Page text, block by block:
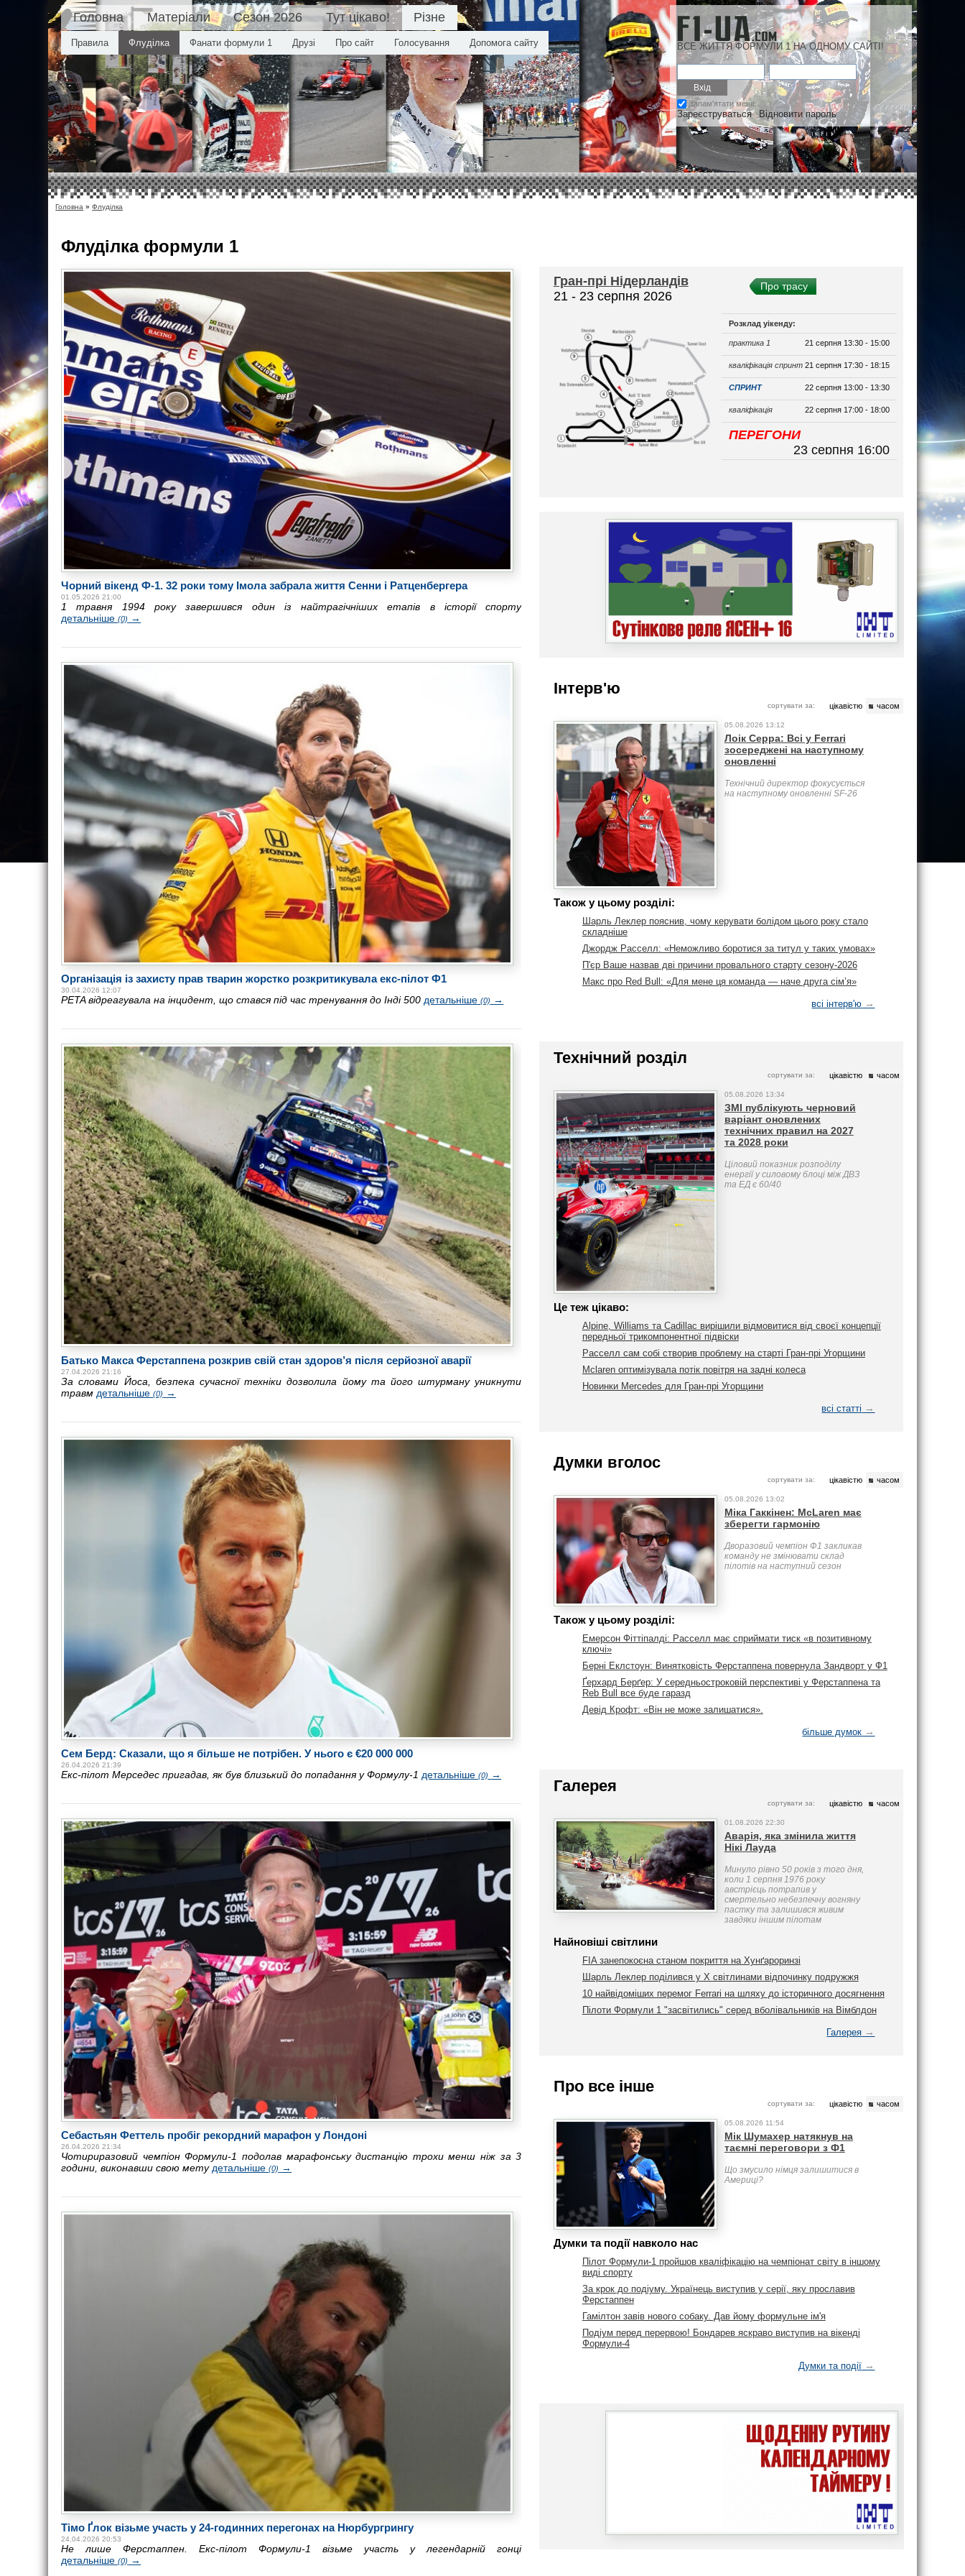
Головна Матеріали Сезон 2026 Тут цікаво! Різне
Правила Флуділка Фанати формули 1 Друзі Про сайт Голосування Допомога сайту ВСЕ ЖИТТЯ ФОРМУЛИ 1 НА ОДНОМУ САЙТІ!
запам'ятати мене
Зареєструваться Відновити пароль
Головна »Флуділка
Флуділкаформули 1
Чорний вікенд Ф-1. 32 роки тому Імола забрала життя Сенни і Ратценбергера
01.05.2026 21:00
1 травня 1994 року завершився один із найтрагічніших етапів в історії спорту
детальніше(0) →
Організація із захисту прав тварин жорстко розкритикувала екс-пілот Ф1
30.04.2026 12:07
PETA відреагувала на інцидент, що стався під час тренування до Інді 500 детальніше(0) →
Батько Макса Ферстаппена розкрив свій стан здоров’я після серйозної аварії
27.04.2026 21:16
За словами Йоса, безпека сучасної техніки дозволила йому та його штурману уникнути
травм детальніше(0) →
Сем Берд: Сказали, що я більше не потрібен. У нього є €20 000 000
26.04.2026 21:39
Екс-пілот Мерседес пригадав, як був близький до попадання у Формулу-1 детальніше(0) →
Себастьян Феттель пробіг рекордний марафон у Лондоні
26.04.2026 21:34
Чотириразовий чемпіон Формули-1 подолав марафонську дистанцію трохи менш ніж за 3
години, виконавши свою мету детальніше(0) →
Тімо Ґлок візьме участь у 24-годинних перегонах на Нюрбургрингу
24.04.2026 20:53
Не лише Ферстаппен. Екс-пілот Формули-1 візьме участь у легендарній гонці
детальніше(0) →
Гран-прі Нідерландів
21 - 23 серпня 2026
Про трасу
Розклад уікенду:
практика 1 21 серпня 13:30 - 15:00
кваліфікація спринт 21 серпня 17:30 - 18:15
СПРИНТ 22 серпня 13:00 - 13:30
кваліфікація 22 серпня 17:00 - 18:00
ПЕРЕГОНИ
23 серпня 16:00
Інтерв'ю
сортувати за: цікавістю часом
05.08.2026 13:12
Лоік Серра: Всі у Ferrari
зосереджені на наступному
оновленні
Технічний директор фокусується
на наступному оновленні SF-26
Також у цьому розділі:
Шарль Леклер пояснив, чому керувати болідом цього року стало
складніше
Джордж Расселл: «Неможливо боротися за титул у таких умовах»
П'єр Ваше назвав дві причини провального старту сезону-2026
Макс про Red Bull: «Для мене ця команда — наче друга сім’я»
всі інтерв'ю →
Технічний розділ
сортувати за: цікавістю часом
05.08.2026 13:34
ЗМІ публікують черновий
варіант оновлених
технічних правил на 2027
та 2028 роки
Ціловий показник розподілу
енергії у силовому блоці між ДВЗ
та ЕД є 60/40
Це теж цікаво:
Alpine, Williams та Cadillac вирішили відмовитися від своєї концепції
передньої трикомпонентної підвіски
Расселл сам собі створив проблему на старті Гран-прі Угорщини
Mclaren оптимізувала потік повітря на задні колеса
Новинки Mercedes для Гран-прі Угорщини
всі статті →
Думки вголос
сортувати за: цікавістю часом
05.08.2026 13:02
Міка Гаккінен: McLaren має
зберегти гармонію
Дворазовий чемпіон Ф1 закликав
команду не змінювати склад
пілотів на наступний сезон
Також у цьому розділі:
Емерсон Фіттіпалді: Расселл має сприймати тиск «в позитивному
ключі»
Берні Еклстоун: Винятковість Ферстаппена повернула Зандворт у Ф1
Ґерхард Берґер: У середньостроковій перспективі у Ферстаппена та
Reb Bull все буде гаразд
Девід Крофт: «Він не може залишатися».
більше думок →
Галерея
сортувати за: цікавістю часом
01.08.2026 22:30
Аварія, яка змінила життя
Нікі Лауда
Минуло рівно 50 років з того дня,
коли 1 серпня 1976 року
австрієць потрапив у
смертельно небезпечну вогняну
пастку та залишився живим
завдяки іншим пілотам
Найновіші світлини
FIA занепокоєна станом покриття на Хунґароринзі
Шарль Леклер поділився у Х світлинами відпочинку подружжя
10 найвідоміших перемог Ferrari на шляху до історичного досягнення
Пілоти Формули 1 "засвітились" серед вболівальників на Вімблдон
Галерея →
Про все інше
сортувати за: цікавістю часом
05.08.2026 11:54
Мік Шумахер натякнув на
таємні переговори з Ф1
Що змусило німця залишитися в
Америці?
Думки та події навколо нас
Пілот Формули-1 пройшов кваліфікацію на чемпіонат світу в іншому
виді спорту
За крок до подіуму. Українець виступив у серії, яку прославив
Ферстаппен
Гамілтон завів нового собаку. Дав йому формульне ім'я
Подіум перед перервою! Бондарев яскраво виступив на вікенді
Формули-4
Думки та події →